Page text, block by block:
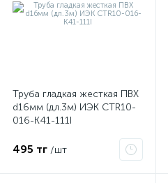
Труба гладкая жесткая ПВХ
d16мм (дл.3м) ИЭК CTR10-
016-K41-111I
495 тг /шт